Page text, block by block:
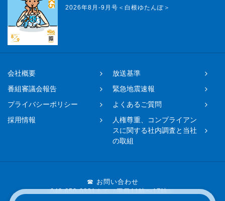
2026年8月-9月号＜白根ゆたんぽ＞
会社概要
放送基準
番組審議会報告
緊急地震速報
プライバシーポリシー
よくあるご質問
採用情報
人権尊重、コンプライアン
スに関する社内調査と当社
の取組
☎ お問い合わせ
048-650-0331まで（平日11時〜17時）